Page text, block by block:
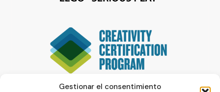
Gestionar el consentimiento